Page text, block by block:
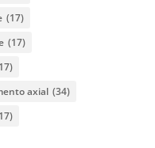
(17)
(17)
axial (34)